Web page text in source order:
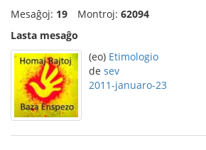
Mesaĝoj: 19 Montroj: 62094
Lasta mesaĝo
(eo) Etimologio
de sev
2011-januaro-23